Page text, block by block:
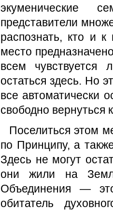
экуменические
представители
распознать, кто и к
место
всем чувствуется
остаться здесь. Но
все автоматически
свободно вернуться
Поселиться этом
по Принципу, а
Здесь не могут
они жили на
Объединения —
обитатель